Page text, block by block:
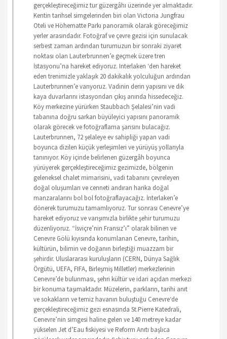
gerçekleştireceğimiz tur güzergâhı üzerinde yer almaktadır.
Kentin tarihsel simgelerinden biri olan Victoria Jungfrau
Oteli ve Höhematte Parkı panoramik olarak göreceğimiz
yerler arasındadır. Fotoğraf ve çevre gezisi için sunulacak
serbest zaman ardından turumuzun bir sonraki ziyaret
noktası olan Lauterbrunnen’e geçmek üzere tren
İstasyonu’na hareket ediyoruz. Interlaken ‘den hareket
eden trenimizle yaklaşık 20 dakikalık yolculuğun ardından
Lauterbrunnen’e varıyoruz. Vadinin derin yapısını ve dik
kaya duvarlarını istasyondan çıkış anında hissedeceğiz.
Köy merkezine yürürken Staubbach Şelalesi’nin vadi
tabanına doğru sarkan büyüleyici yapısını panoramik
olarak görecek ve fotoğraflama şansını bulacağız.
Lauterbrunnen, 72 şelaleye ev sahipliği yapan vadi
boyunca dizilen küçük yerleşimleri ve yürüyüş yollarıyla
tanınıyor. Köy içinde belirlenen güzergâh boyunca
yürüyerek gerçekleştireceğimiz gezimizde, bölgenin
geleneksel chalet mimarisini, vadi tabanını çevreleyen
doğal oluşumları ve cenneti andıran harika doğal
manzaralarını bol bol fotoğraflayacağız. İnterlaken’e
dönerek turumuzu tamamlıyoruz. Tur sonrası Cenevre’ye
hareket ediyoruz ve varışımızla birlikte şehir turumuzu
düzenliyoruz. “İsviçre’nin Fransız’ı” olarak bilinen ve
Cenevre Gölü kıyısında konumlanan Cenevre, tarihin,
kültürün, bilimin ve doğanın birleştiği muazzam bir
şehirdir. Uluslararası kuruluşların (CERN, Dünya Sağlık
Örgütü, UEFA, FIFA, Birleşmiş Milletler) merkezlerinin
Cenevre’de bulunması, şehri kültür ve idari açıdan merkezi
bir konuma taşımaktadır. Müzelerin, parkların, tarihi anıt
ve sokakların ve temiz havanın buluştuğu Cenevre‘de
gerçekleştireceğimiz gezi esnasında St.Pierre Katedrali,
Cenevre’nin simgesi haline gelen ve 140 metreye kadar
yükselen Jet d’Eau fıskiyesi ve Reform Anıtı başlıca